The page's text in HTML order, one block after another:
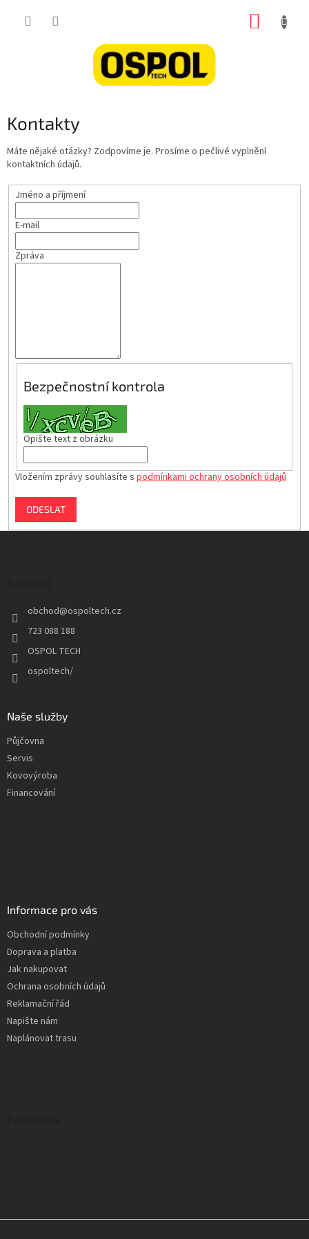
Kontakty
Máte nějaké otázky? Zodpovíme je. Prosíme o pečlivé vyplnění
kontaktních údajů.
Jméno a příjmení
E-mail
Zpráva
Bezpečnostní kontrola
Opište text z obrázku
Vložením zprávy souhlasíte s podmínkami ochrany osobních údajů
ODESLAT
obchod@ospoltech.cz
723 088 188
OSPOL TECH
ospoltech/
Naše služby
Půjčovna
Servis
Kovovýroba
Financování
Informace pro vás
Obchodní podmínky
Doprava a platba
Jak nakupovat
Ochrana osobních údajů
Reklamační řád
Napište nám
Naplánovat trasu